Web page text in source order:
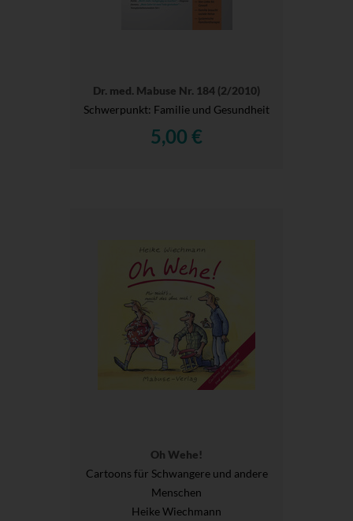
Dr. med. Mabuse Nr. 184 (2/2010)
Schwerpunkt: Familie und Gesundheit
5,00 €
Oh Wehe!
Cartoons für Schwangere und andere
Menschen
Heike Wiechmann